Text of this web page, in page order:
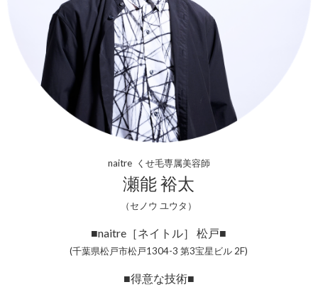
naitre くせ毛専属美容師
瀬能 裕太
（セノウ ユウタ）
■naitre［ネイトル］ 松戸■
(千葉県松戸市松戸1304-3 第3宝星ビル 2F)
■得意な技術■